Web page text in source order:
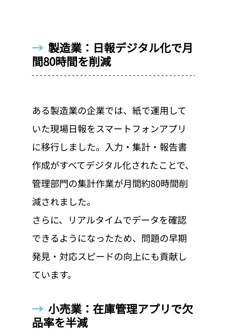
→ 製造業：日報デジタル化で月
間80時間を削減
ある製造業の企業では、紙で運用して
いた現場日報をスマートフォンアプリ
に移行しました。入力・集計・報告書
作成がすべてデジタル化されたことで、
管理部門の集計作業が月間約80時間削
減されました。
さらに、リアルタイムでデータを確認
できるようになったため、問題の早期
発見・対応スピードの向上にも貢献し
ています。
→ 小売業：在庫管理アプリで欠
品率を半減